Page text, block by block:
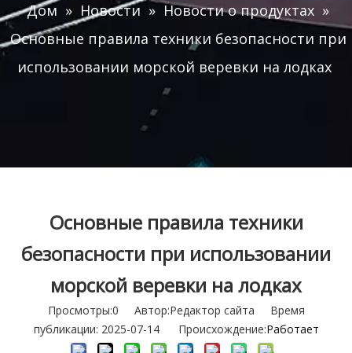
Дом » Новости » Новости о продуктах »
Основные правила техники безопасности при
использовании морской веревки на лодках
Основные правила техники
безопасности при использовании
морской веревки на лодках
Просмотры:0 Автор:Pедактор сайта Время
публикации: 2025-07-14 Происхождение:Работает